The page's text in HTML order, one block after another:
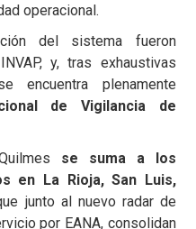
operacional.
del sistema fueron
y, tras exhaustivas
encuentra plenamente
de Vigilancia de
se suma a los
en La Rioja, San Luis,
junto al nuevo radar de
por EANA, consolidan